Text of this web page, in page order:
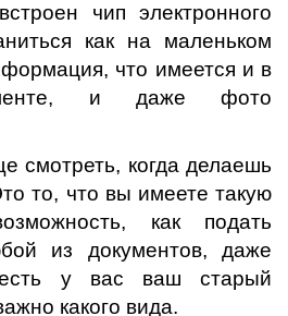
чип электронного
как на маленьком
что имеется и в
и даже фото
смотреть, когда делаешь
то, что вы имеете такую
как подать
из документов, даже
у вас ваш старый
какого вида.